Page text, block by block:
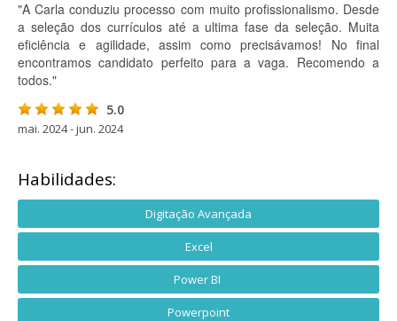
"A Carla conduziu processo com muito profissionalismo. Desde
a seleção dos currículos até a ultima fase da seleção. Muita
eficiência e agilidade, assim como precisávamos! No final
encontramos candidato perfeito para a vaga. Recomendo a
todos."
5.0
mai. 2024 - jun. 2024
Habilidades:
Digitação Avançada
Excel
Power BI
Powerpoint